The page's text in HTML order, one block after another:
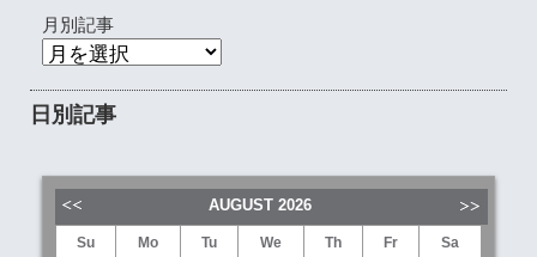
月別記事
日別記事
AUGUST 2026
Su Mo Tu We Th Fr Sa